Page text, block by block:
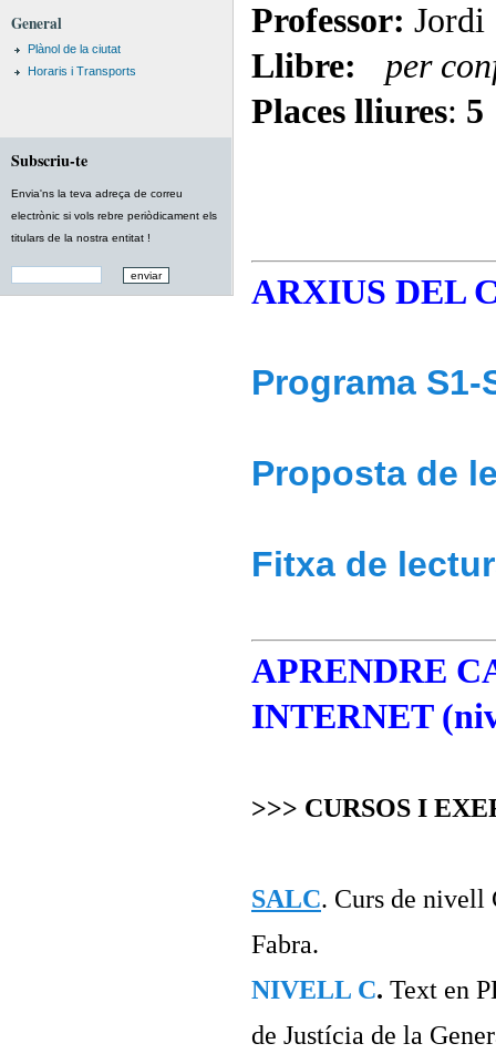
General
Plànol de la ciutat
Horaris i Transports
Subscriu-te
Envia'ns la teva adreça de correu
electrònic si vols rebre periòdicament els
titulars de la nostra entitat !
Professor: Jordi
Llibre:
per
Places lliures: 5
ARXIUS DEL
Programa S1-
Proposta de
Fitxa de
APRENDRE
INTERNET
>>> CURSOS I
SALC. Curs de nivell
Fabra.
NIVELL C. Text en
de Justícia de la